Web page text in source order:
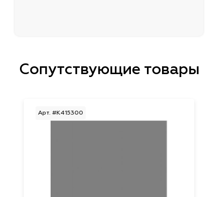
Сопутствующие товары
Арт. #K415300